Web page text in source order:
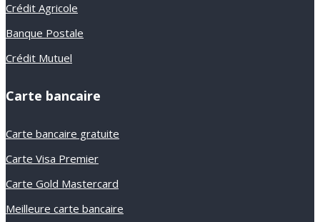
Crédit Agricole
Banque Postale
Crédit Mutuel
Carte bancaire
Carte bancaire gratuite
Carte Visa Premier
Carte Gold Mastercard
Meilleure carte bancaire